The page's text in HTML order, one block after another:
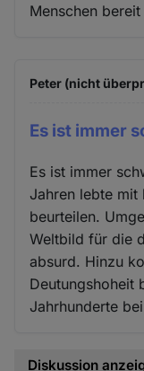
Menschen bereit
Peter (nicht
Es ist immer
Es ist immer
Jahren lebte mit
beurteilen.
Weltbild für die
absurd. Hinzu
Deutungshoheit
Jahrhunderte
Diskussion